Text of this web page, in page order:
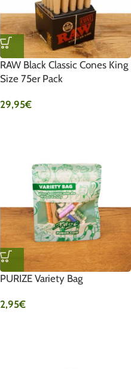
RAW Black Classic Cones King
Size 75er Pack
29,95€
PURIZE Variety Bag
2,95€